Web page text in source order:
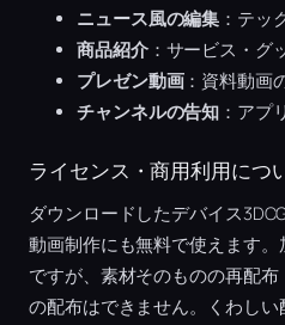
ニュース風の編集 ：テッ
商品紹介：サービス・グ
プレゼン動画：資料動画
チャンネルの告知 ：アプ
ライセンス・商用利用につ
ダウンロードしたデバイス
動画制作にも無料で使えます
ですが、素材そのものの再配
の配布はできません。くわしい